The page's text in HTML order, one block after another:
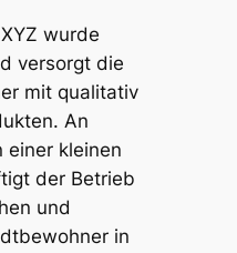
wurde
versorgt die
mit qualitativ
An
einer kleinen
der Betrieb
und
in